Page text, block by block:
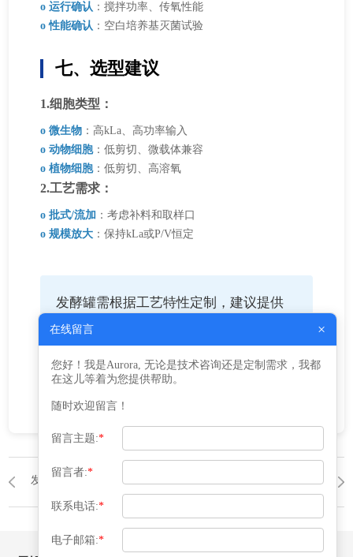
o 运行确认 ：搅拌功率、传氧性能
o 性能确认 ：空白培养基灭菌试验
七、选型建议
1.细胞类型：
o 微生物 ：高kLa、高功率输入
o 动物细胞：低剪切、微载体兼容
o 植物细胞：低剪切、高溶氧
2.工艺需求：
o 批式/流加 ：考虑补料和取样口
o 规模放大 ：保持kLa或P/V恒定
发酵罐需根据工艺特性定制，建议提供
细胞类型、培养基组成和目标产物浓度
进行详细设计后再与益腾沟通制作事
项。
发酵罐 发酵罐
在线留言 ×
您好！我是Aurora, 无论是技术咨询还是定制需求，我都
在这儿等着为您提供帮助。
随时欢迎留言！
留言主题:*
留言者:*
联系电话:*
电子邮箱:*